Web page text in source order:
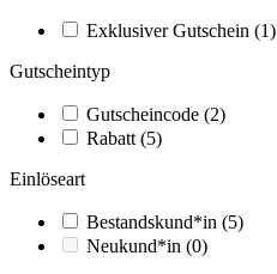
Exklusiver Gutschein (1)
Gutscheintyp
Gutscheincode (2)
Rabatt (5)
Einlöseart
Bestandskund*in (5)
Neukund*in (0)